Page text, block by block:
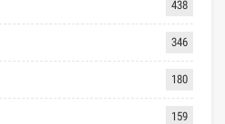
438
346
180
159